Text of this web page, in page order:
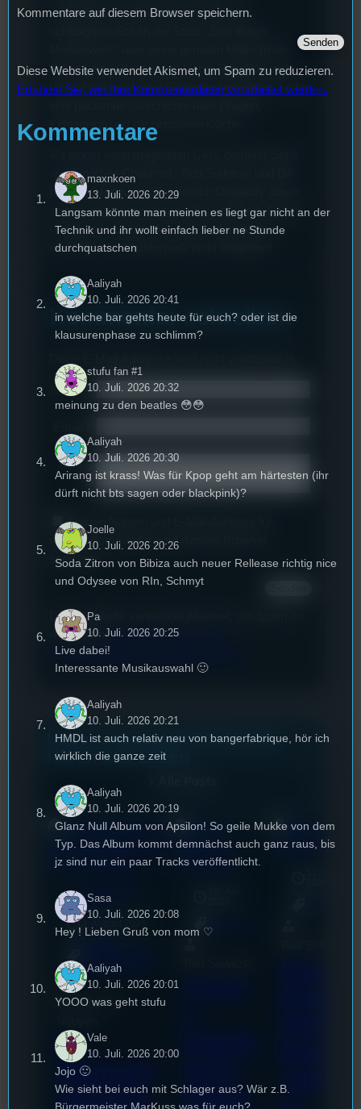
ungewöhnlicher Reiseführer durch die
Gittern, eine Chronik von Liebe, Rebellion und
Verlust während einer Studentenbewegung, sowie
Kidnapping und die gehobene Küche.
wie Timothée Chalamet, Tilda Swinton, und Bill
Murray, begeistert „The French Dispatch“ durch
seinen unverwechselbaren Stil, liebevolle Details
und Humor. Lasst euch dieses visuelle und
erzählerische Meisterwerk nicht entgehen!
Kommentar schreiben
Name*
Text *
Deinen Namen und E-Mail-Adresse für
weitere Kommentare auf diesem Browser
speichern.
Diese Website verwendet Akismet, um Spam zu
reduzieren.Erfahren Sie, wie Ihre
Kommentardaten verarbeitet werden.
Unsere neuesten Posts zum
Hören und Lesen
mic
U(h)R
Veranstaltungen
Sao-Mai Sol
44.
Stummfil
mwoche
Regen
ngturni
Kommentare auf diesem Browser speichern.
Diese Website verwendet Akismet, um Spam zu reduzieren.
Erfahren Sie, wie Ihre Kommentardaten verarbeitet werden.
Kommentare
maxnkoen
13. Juli. 2026 20:29
Langsam könnte man meinen es liegt gar nicht an der
Technik und ihr wollt einfach lieber ne Stunde
durchquatschen
Aaliyah
10. Juli. 2026 20:41
in welche bar gehts heute für euch? oder ist die
klausurenphase zu schlimm?
stufu fan #1
10. Juli. 2026 20:32
meinung zu den beatles 😳😳
Aaliyah
10. Juli. 2026 20:30
Arirang ist krass! Was für Kpop geht am härtesten (ihr
dürft nicht bts sagen oder blackpink)?
Joelle
10. Juli. 2026 20:26
Soda Zitron von Bibiza auch neuer Rellease richtig nice
und Odysee von RIn, Schmyt
Pa
10. Juli. 2026 20:25
Live dabei!
Interessante Musikauswahl 🙂
Aaliyah
10. Juli. 2026 20:21
HMDL ist auch relativ neu von bangerfabrique, hör ich
wirklich die ganze zeit
Aaliyah
10. Juli. 2026 20:19
Glanz Null Album von Apsilon! So geile Mukke von dem
Typ. Das Album kommt demnächst auch ganz raus, bis
jz sind nur ein paar Tracks veröffentlicht.
Sasa
10. Juli. 2026 20:08
Hey ! Lieben Gruß von mom ♡
Aaliyah
10. Juli. 2026 20:01
YOOO was geht stufu
Vale
10. Juli. 2026 20:00
Jojo 🙂
Wie sieht bei euch mit Schlager aus? Wär z.B.